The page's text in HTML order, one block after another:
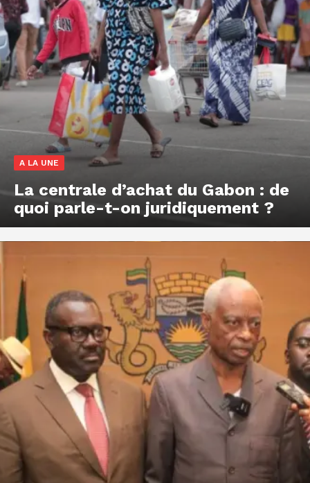
A LA UNE
La centrale d’achat du Gabon : de
quoi parle-t-on juridiquement ?